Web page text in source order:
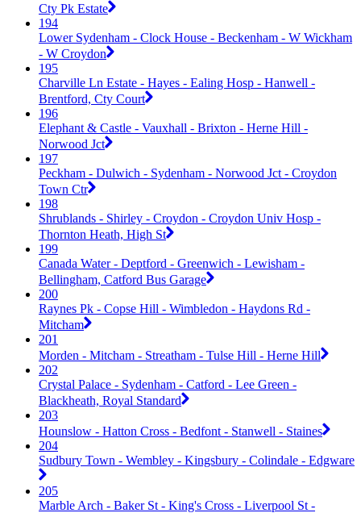
Cty Pk Estate
194
Lower Sydenham - Clock House - Beckenham - W Wickham
- W Croydon
195
Charville Ln Estate - Hayes - Ealing Hosp - Hanwell -
Brentford, Cty Court
196
Elephant & Castle - Vauxhall - Brixton - Herne Hill -
Norwood Jct
197
Peckham - Dulwich - Sydenham - Norwood Jct - Croydon
Town Ctr
198
Shrublands - Shirley - Croydon - Croydon Univ Hosp -
Thornton Heath, High St
199
Canada Water - Deptford - Greenwich - Lewisham -
Bellingham, Catford Bus Garage
200
Raynes Pk - Copse Hill - Wimbledon - Haydons Rd -
Mitcham
201
Morden - Mitcham - Streatham - Tulse Hill - Herne Hill
202
Crystal Palace - Sydenham - Catford - Lee Green -
Blackheath, Royal Standard
203
Hounslow - Hatton Cross - Bedfont - Stanwell - Staines
204
Sudbury Town - Wembley - Kingsbury - Colindale - Edgware
205
Marble Arch - Baker St - King's Cross - Liverpool St -